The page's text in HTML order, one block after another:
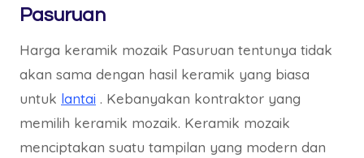
Pasuruan
Harga keramik mozaik Pasuruan tentunya tidak
akan sama dengan hasil keramik yang biasa
untuk lantai . Kebanyakan kontraktor yang
memilih keramik mozaik. Keramik mozaik
menciptakan suatu tampilan yang modern dan